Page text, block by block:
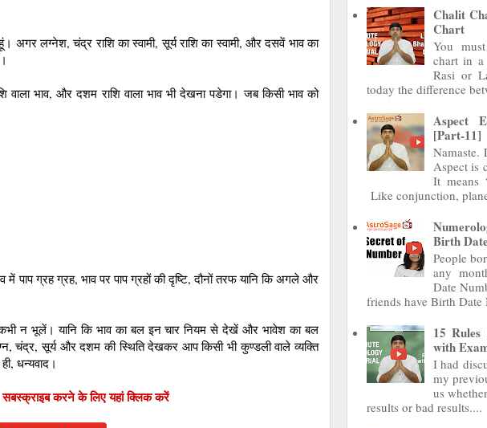
लग्‍नेश, चंद्र राशि का स्‍वामी, सूर्य राशि का स्‍वामी, और दसवें भाव का
वाला भाव, और दशम राशि वाला भाव भी देखना पडेगा। जब किसी भाव को
पाप ग्रह ग्रह, भाव पर पाप ग्रहों की दृष्टि, दौनों तरफ यानि कि अगले और
न भूलें। यानि कि भाव का बल इन चार नियम से देखें और भावेश का बल
चंद्र, सूर्य और दशम की स्थिति देखकर आप किसी भी कुण्‍डली वाले व्‍यक्ति
धन्‍यवाद।
सबस्‍क्राइब करने के लिए यहां क्लिक करें
Chalit
Chart
You
chart in a
Rasi or
today the difference
Aspect
[Part-11]
Namaste.
Aspect is
It means
Like conjunction,
Birth
People
any
Date
friends have Birth Date
15
with
I had
my
us
results or bad results....